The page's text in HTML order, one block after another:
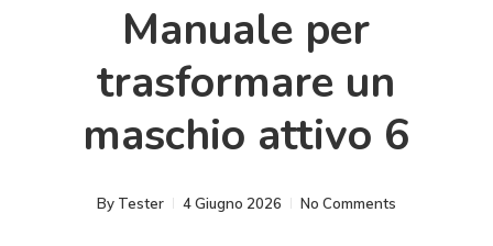
Manuale per
trasformare un
maschio attivo 6
By Tester 4 Giugno 2026 No Comments